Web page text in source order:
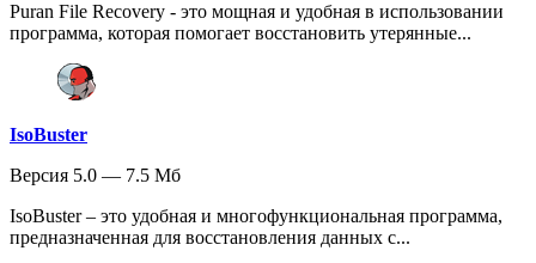
Puran File Recovery - это мощная и удобная в использовании
программа, которая помогает восстановить утерянные...
IsoBuster
Версия 5.0 — 7.5 Мб
IsoBuster – это удобная и многофункциональная программа,
предназначенная для восстановления данных с...